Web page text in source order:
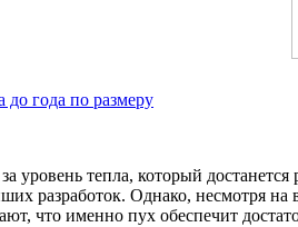
года по размеру
уровень тепла, который
разработок. Однако, несмотря
что именно пух обеспечит